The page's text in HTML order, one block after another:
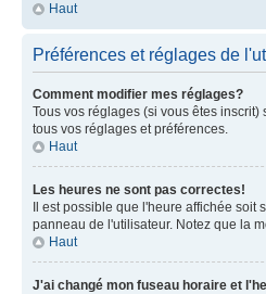
Haut
Préférences et réglages de
Comment modifier mes réglages?
Tous vos réglages (si vous êtes
tous vos réglages et préférences.
Haut
Les heures ne sont pas correctes!
Il est possible que l'heure affichée
panneau de l'utilisateur. Notez que la
Haut
J'ai changé mon fuseau horaire et